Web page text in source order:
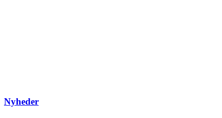
Nyheder